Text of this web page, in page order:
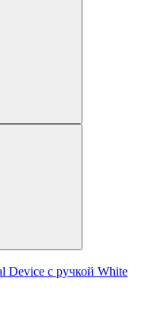
Device с ручкой White